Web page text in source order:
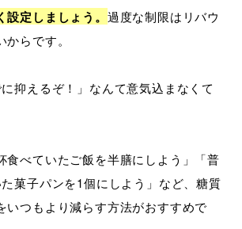
定しましょう。 過度な制限はリバウ
らです。
に抑えるぞ！」なんて意気込まなくて
食べていたご飯を半膳にしよう」「普
菓子パンを1個にしよう」など、糖質
いつもより減らす方法がおすすめで